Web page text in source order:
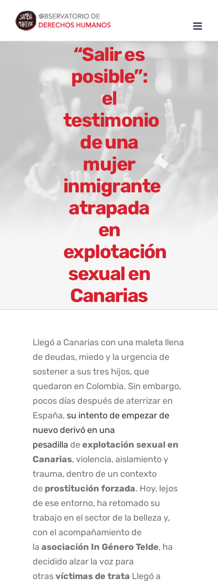
“Salir es
posible”:
el
testimonio
de una
mujer
inmigrante
atrapada
en
explotación
sexual en
Canarias
Llegó a Canarias con una maleta llena
de deudas, miedo y la urgencia de
sostener a sus tres hijos, que
quedaron en Colombia. Sin embargo,
pocos días después de aterrizar en
España, su intento de empezar de
nuevo derivó en una
pesadilla deexplotación sexual en
Canarias, violencia, aislamiento y
trauma, dentro de un contexto
de prostitución forzada. Hoy, lejos
de ese entorno, ha retomado su
trabajo en el sector de la belleza y,
con el acompañamiento de
laasociación In Género Telde, ha
decidido alzar la voz para
otrasvíctimas de trata Llegó a